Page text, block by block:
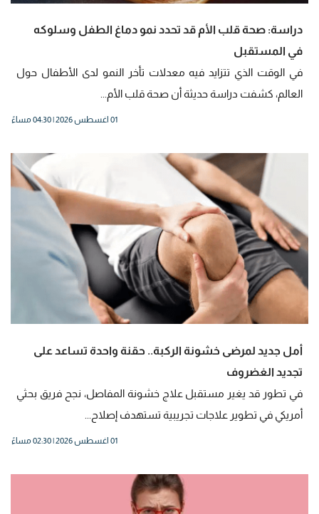
دراسة: صحة قلب الأم قد تحدد نمو دماغ الطفل وسلوكه
في المستقبل
في الوقت الذي تتزايد فيه معدلات تأخر النمو لدى الأطفال حول
العالم، كشفت دراسة حديثة أن صحة قلب الأم...
01 اغسطس 2026 | 04:30 مساءً
أمل جديد لمرضى خشونة الركبة.. حقنة واحدة تساعد على
تجديد الغضروف
في تطور قد يغير مستقبل علاج خشونة المفاصل، نجح فريق بحثي
أمريكي في تطوير علاجات تجريبية تستهدف إصلاح...
01 اغسطس 2026 | 02:30 مساءً